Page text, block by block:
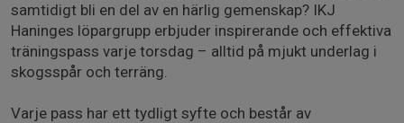
samtidigt bli en del av en härlig gemenskap? IKJ
Haninges löpargrupp erbjuder inspirerande och effektiva
träningspass varje torsdag – alltid på mjukt underlag i
skogsspår och terräng.
Varje pass har ett tydligt syfte och består av